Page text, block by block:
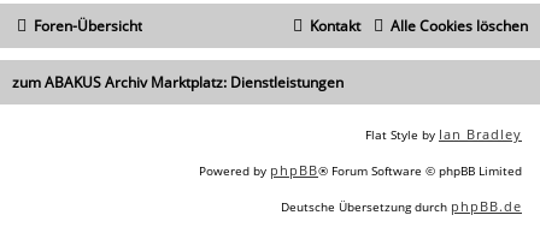
Foren-Übersicht Alle Cookies löschen
Kontakt
zum ABAKUS Archiv Marktplatz: Dienstleistungen
Flat Style by Ian Bradley
Powered by phpBB® Forum Software © phpBB Limited
Deutsche Übersetzung durch phpBB.de